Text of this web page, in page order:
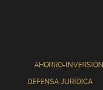
AHORRO-INVERSIÓN
DEFENSA JURÍDICA